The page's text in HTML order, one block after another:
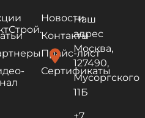
Новости
Контакты
Прайс-лист
Сертификаты
location_on
Наш
адрес
Москва,
127490,
Мусоргского
11Б